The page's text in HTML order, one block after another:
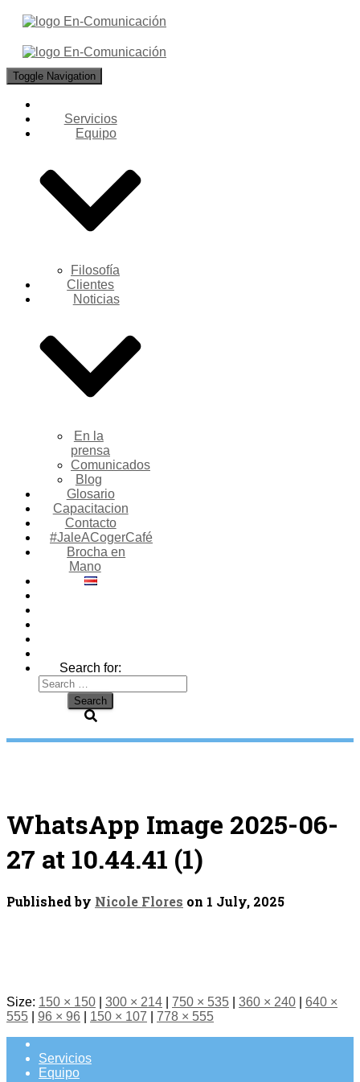
Toggle Navigation
Servicios
Equipo
Filosofía
Clientes
Noticias
En la
prensa
Comunicados
Blog
Glosario
Capacitacion
Contacto
#JaleACogerCafé
Brocha en
Mano
Search for:
WhatsApp Image 2025-06-
27 at 10.44.41 (1)
Published by Nicole Flores on 1 July, 2025
Size: 150 × 150 300 × 214 750 × 535 360 × 240
640 ×
555
96 × 96 150 × 107 778 × 555
Servicios
Equipo